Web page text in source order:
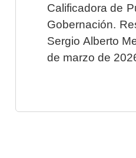
Calificadora de
Gobernación.
Sergio Alberto
de marzo de